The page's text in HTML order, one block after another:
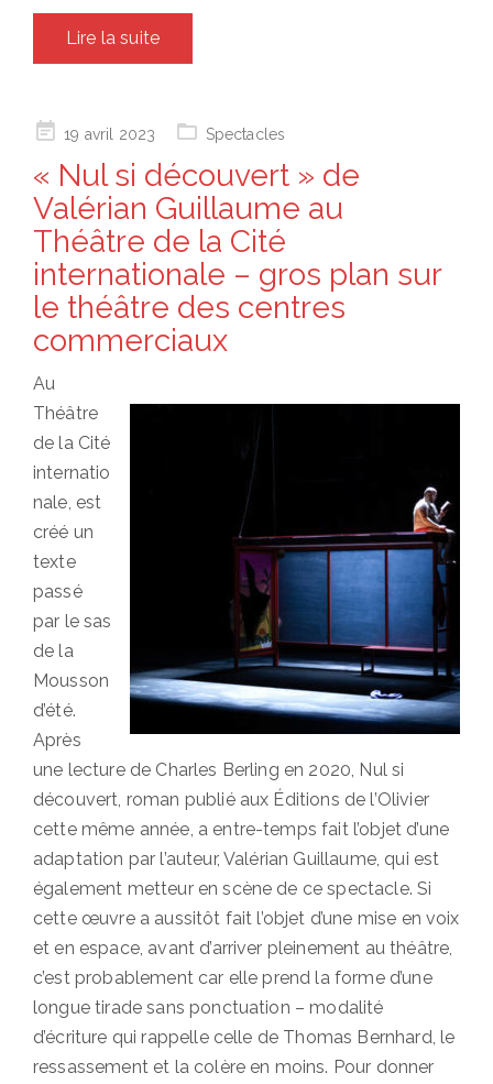
Lire la suite
Posted19 avril 2023 Spectacles
« Nul si découvert » de
Valérian Guillaume au
Théâtre de la Cité
internationale – gros plan sur
le théâtre des centres
commerciaux
Au
Théâtre
de la Cité
internatio
nale, est
créé un
texte
passé
par le sas
de la
Mousson
d’été.
Après
une lecture de Charles Berling en 2020, Nul si
découvert, roman publié aux Éditions de l’Olivier
cette même année, a entre-temps fait l’objet d’une
adaptation par l’auteur, Valérian Guillaume, qui est
également metteur en scène de ce spectacle. Si
cette œuvre a aussitôt fait l’objet d’une mise en voix
et en espace, avant d’arriver pleinement au théâtre,
c’est probablement car elle prend la forme d’une
longue tirade sans ponctuation – modalité
d’écriture qui rappelle celle de Thomas Bernhard, le
ressassement et la colère en moins. Pour donner